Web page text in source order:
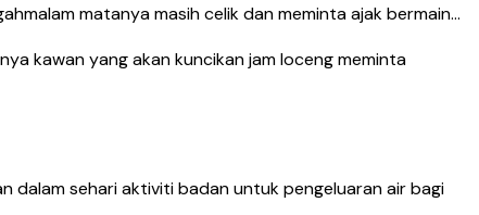
matanya masih celik dan meminta ajak bermain…
kawan yang akan kuncikan jam loceng meminta
dalam sehari aktiviti badan untuk pengeluaran air bagi